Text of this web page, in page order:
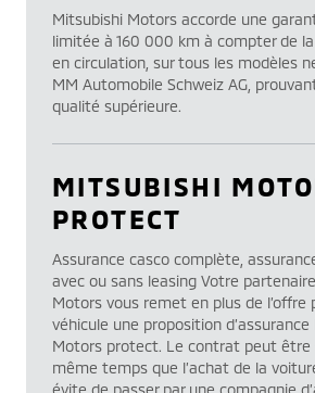
Mitsubishi Motors accorde une
limitée à 160 000 km à compter de
en circulation, sur tous les modèles
MM Automobile Schweiz AG,
qualité supérieure.
MITSUBISHI
PROTECT
Assurance casco complète,
avec ou sans leasing Votre
Motors vous remet en plus de l’offre
véhicule une proposition
Motors protect. Le contrat peut être
même temps que l’achat de la
évite de passer par une compagnie